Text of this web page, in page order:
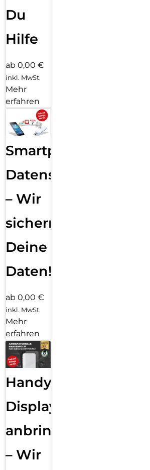
Du
Hilfe
ab 0,00 €
inkl. MwSt.
Mehr
erfahren
Smartphone
Datensicherung
– Wir
sichern
Deine
Daten!
ab 0,00 €
inkl. MwSt.
Mehr
erfahren
Handy
Displayfolie
anbringen
– Wir